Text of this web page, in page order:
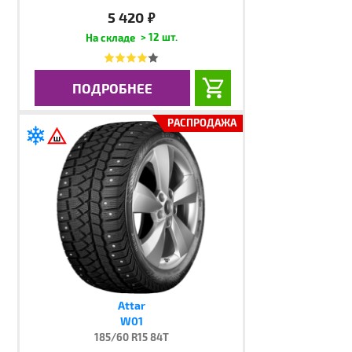
5 420 руб.
> 12 шт.
ПОДРОБНЕЕ
РАСПРОДАЖА
Attar
W01
185/60 R15 84T